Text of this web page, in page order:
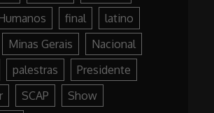
final
latino
Minas Gerais
Nacional
palestras
Presidente
SCAP
Show